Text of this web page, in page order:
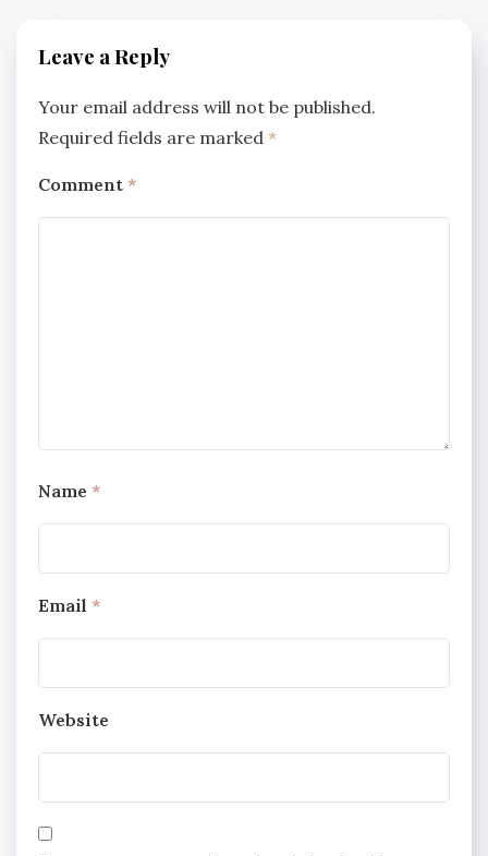
Leave a Reply
Your email address will not be published.
Required fields are marked *
Comment *
Name *
Email *
Website